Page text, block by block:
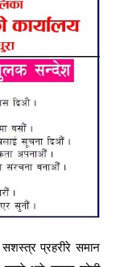
सशस्त्र प्रहरीरे समान